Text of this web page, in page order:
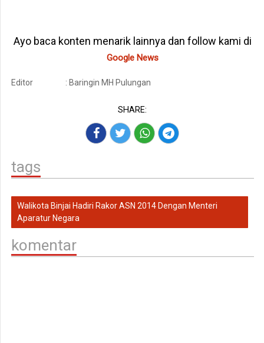
Ayo baca konten menarik lainnya dan follow kami di
Google News
Editor : Baringin MH Pulungan
SHARE:
tags
Walikota Binjai Hadiri Rakor ASN 2014 Dengan Menteri
Aparatur Negara
komentar